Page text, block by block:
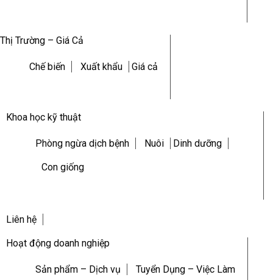
Thị Trường – Giá Cả
Chế biến Xuất khẩu Giá cả
Khoa học kỹ thuật
Phòng ngừa dịch bệnh Nuôi Dinh dưỡng
Con giống
Liên hệ
Hoạt động doanh nghiệp
Sản phẩm – Dịch vụ Tuyển Dụng – Việc Làm